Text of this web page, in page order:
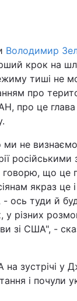
Політика
Світ
Наука
Інциденти
Туризм
Погода
Регіони
Статті
Володимир
крок на
тиші не
про
про це
не визнаємо
що це
якраз це
- ось туди й
у різних
зі США", -
зустрічі у
і почули